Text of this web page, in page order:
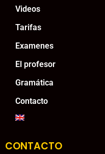
Videos
Tarifas
Examenes
El profesor
Gramática
Contacto
CONTACTO